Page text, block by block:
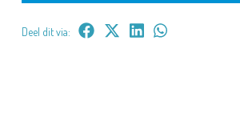
Deel dit via: